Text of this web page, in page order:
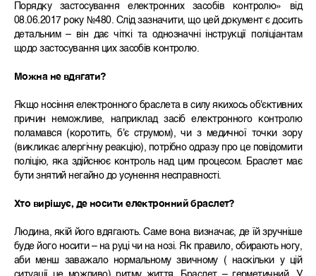
Порядку застосування електронних засобів контролю» від
08.06.2017 року №480. Слід зазначити, що цей документ є досить
детальним – він дає чіткі та однозначні інструкції поліціантам
щодо застосування цих засобів контролю.
Можна не вдягати?
Якщо носіння електронного браслета в силу якихось об'єктивних
причин неможливе, наприклад засіб електронного контролю
поламався (коротить, б'є струмом), чи з медичної точки зору
(викликає алергічну реакцію), потрібно одразу про це повідомити
поліцію, яка здійснює контроль над цим процесом. Браслет має
бути знятий негайно до усунення несправності.
Хто вирішує, де носити електронний браслет?
Людина, якій його вдягають. Саме вона визначає, де їй зручніше
буде його носити – на руці чи на нозі. Як правило, обирають ногу,
аби менш заважало нормальному звичному ( наскільки у цій